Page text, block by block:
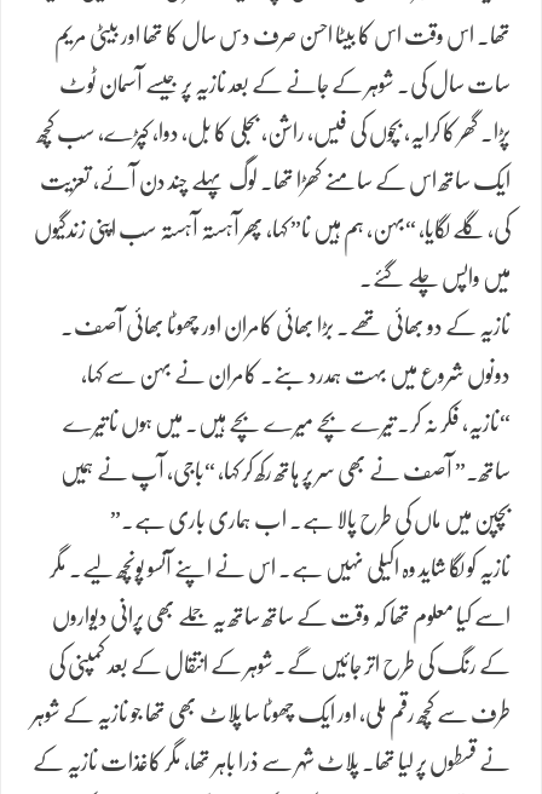
تھا۔ اس وقت اس کا بیٹا احسن صرف دس سال کا تھا اور بیٹی مریم
سات سال کی۔ شوہر کے جانے کے بعد نازیہ پر جیسے آسمان ٹوٹ
پڑا۔ گھر کا کرایہ، بچوں کی فیس، راشن، بجلی کا بل، دوا، کپڑے، سب کچھ
ایک ساتھ اس کے سامنے کھڑا تھا۔ لوگ پہلے چند دن آئے، تعزیت
کی، گلے لگایا، “بہن، ہم ہیں نا” کہا، پھر آہستہ آہستہ سب اپنی زندگیوں
میں واپس چلے گئے۔
نازیہ کے دو بھائی تھے۔ بڑا بھائی کامران اور چھوٹا بھائی آصف۔
دونوں شروع میں بہت ہمدرد بنے۔ کامران نے بہن سے کہا،
“نازیہ، فکر نہ کر۔ تیرے بچے میرے بچے ہیں۔ میں ہوں نا تیرے
ساتھ۔” آصف نے بھی سر پر ہاتھ رکھ کر کہا، “باجی، آپ نے ہمیں
بچپن میں ماں کی طرح پالا ہے۔ اب ہماری باری ہے۔”
نازیہ کو لگا شاید وہ اکیلی نہیں ہے۔ اس نے اپنے آنسو پونچھ لیے۔ مگر
اسے کیا معلوم تھا کہ وقت کے ساتھ ساتھ یہ جملے بھی پرانی دیواروں
کے رنگ کی طرح اتر جائیں گے۔شوہر کے انتقال کے بعد کمپنی کی
طرف سے کچھ رقم ملی، اور ایک چھوٹا سا پلاٹ بھی تھا جو نازیہ کے شوہر
نے قسطوں پر لیا تھا۔ پلاٹ شہر سے ذرا باہر تھا، مگر کاغذات نازیہ کے